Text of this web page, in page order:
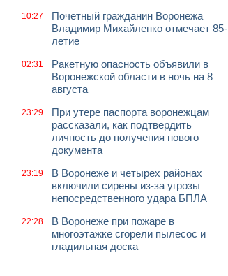
10:27
Почетный гражданин Воронежа
Владимир Михайленко отмечает 85-
летие
02:31
Ракетную опасность объявили в
Воронежской области в ночь на 8
августа
23:29
При утере паспорта воронежцам
рассказали, как подтвердить
личность до получения нового
документа
23:19
В Воронеже и четырех районах
включили сирены из-за угрозы
непосредственного удара БПЛА
22:28
В Воронеже при пожаре в
многоэтажке сгорели пылесос и
гладильная доска